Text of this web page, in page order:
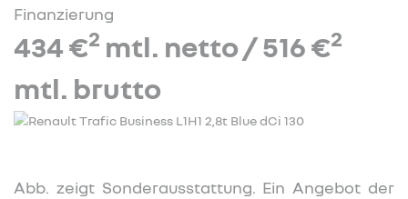
Finanzierung
434 €2 mtl. netto / 516 €2
mtl. brutto
Abb. zeigt Sonderausstattung. Ein Angebot der